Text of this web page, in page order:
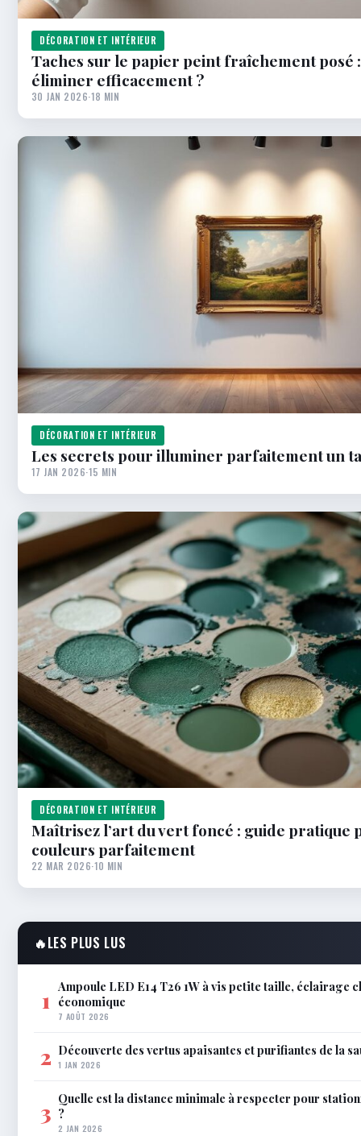
DÉCORATION ET INTÉRIEUR
Taches sur le papier peint fraîchement posé
éliminer efficacement ?
30 JAN 2026·18 MIN
DÉCORATION ET INTÉRIEUR
Les secrets pour illuminer parfaitement un
17 JAN 2026·15 MIN
DÉCORATION ET INTÉRIEUR
Maîtrisez l’art du vert foncé : guide pratique
couleurs parfaitement
22 MAR 2026·10 MIN
🔥LES PLUS LUS
1 Ampoule LED E14 T26 1W à vis petite taille, éclairage
économique
7 AOÛT 2026
2 Découverte des vertus apaisantes et purifiantes de la
1 JAN 2026
3 Quelle est la distance minimale à respecter pour
?
2 JAN 2026